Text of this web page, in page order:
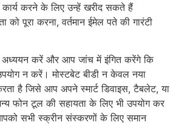
करने के लिए उन्हें खरीद सकते हैं
पूरा करना, वर्तमान ईमेल पते की गारंटी
अध्ययन करें और आप जांच में इंगित करेंगे कि
न करें। मोस्टबेट बीडी न केवल नया
है जिसे आप अपने स्मार्ट डिवाइस, टैबलेट, या
फोन टूल की सहायता के लिए भी उपयोग कर
सभी स्क्रीन संस्करणों के लिए समान